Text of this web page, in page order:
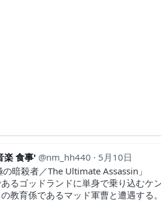
楽 食事' nm_hh440
5月10日
の暗殺者／The Ultimate Assassin」
るゴッドランドに単身で乗り込むケ
教育係であるマッド軍曹と遭遇する。